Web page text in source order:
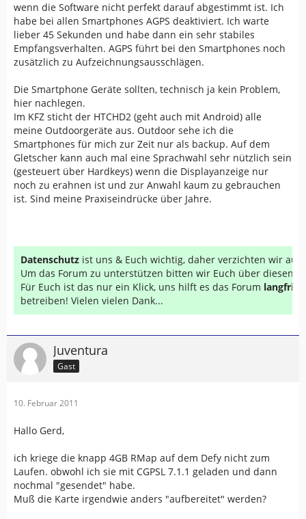
wenn die Software nicht perfekt darauf abgestimmt ist. Ich
habe bei allen Smartphones AGPS deaktiviert. Ich warte
lieber 45 Sekunden und habe dann ein sehr stabiles
Empfangsverhalten. AGPS führt bei den Smartphones noch
zusätzlich zu Aufzeichnungsausschlägen.
Die Smartphone Geräte sollten, technisch ja kein Problem,
hier nachlegen.
Im KFZ sticht der HTCHD2 (geht auch mit Android) alle
meine Outdoorgeräte aus. Outdoor sehe ich die
Smartphones für mich zur Zeit nur als backup. Auf dem
Gletscher kann auch mal eine Sprachwahl sehr nützlich sein
(gesteuert über Hardkeys) wenn die Displayanzeige nur
noch zu erahnen ist und zur Anwahl kaum zu gebrauchen
ist. Sind meine Praxiseindrücke über Jahre.
Datenschutz ist uns & Euch wichtig, daher verzichten wir auf
Um das Forum zu unterstützen bitten wir Euch über diesen
Für Euch ist das nur ein Klick, uns hilft es das Forum
betreiben! Vielen vielen Dank...
Juventura
Gast
10. Februar 2011
Hallo Gerd,
ich kriege die knapp 4GB RMap auf dem Defy nicht zum
Laufen. obwohl ich sie mit CGPSL 7.1.1 geladen und dann
nochmal "gesendet" habe.
Muß die Karte irgendwie anders "aufbereitet" werden?